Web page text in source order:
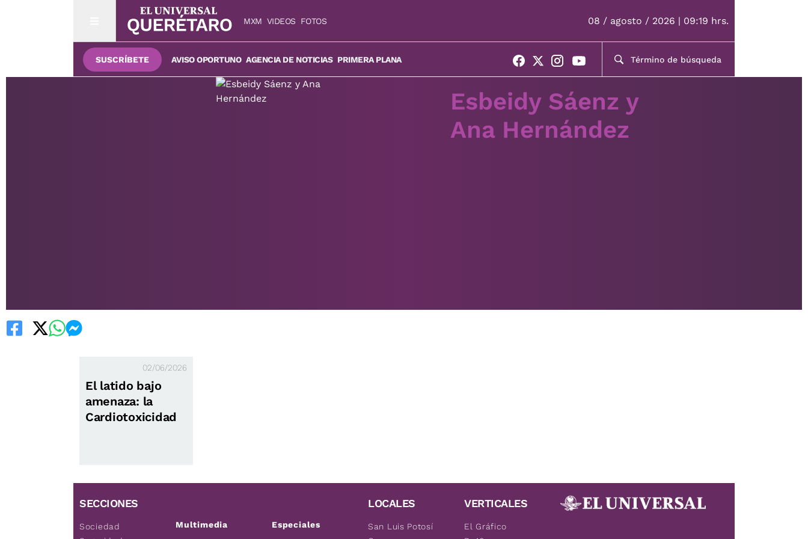
MXM VIDEOS FOTOS 08 / agosto / 2026 | 09:19 hrs.
SUSCRÍBETE AVISO OPORTUNO AGENCIA DE NOTICIAS PRIMERA PLANA
Esbeidy Sáenz y
Ana Hernández
02/06/2026
El latido bajo
amenaza: la
Cardiotoxicidad
SECCIONES
Sociedad
Multimedia Especiales
LOCALES
San Luis Potosí
VERTICALES
El Gráfico